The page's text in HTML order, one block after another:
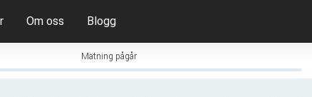
Om oss Blogg
Mätning pågår